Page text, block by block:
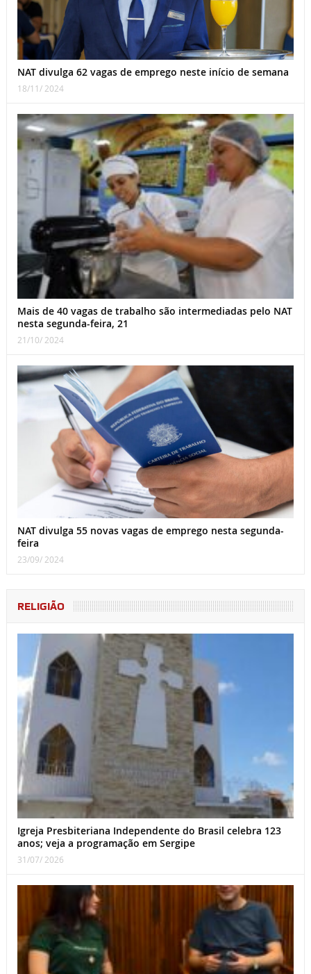
NAT divulga 62 vagas de emprego neste início de semana
18/11/ 2024
Mais de 40 vagas de trabalho são intermediadas pelo NAT
nesta segunda-feira, 21
21/10/ 2024
NAT divulga 55 novas vagas de emprego nesta segunda-
feira
23/09/ 2024
RELIGIÃO
Igreja Presbiteriana Independente do Brasil celebra 123
anos; veja a programação em Sergipe
31/07/ 2026